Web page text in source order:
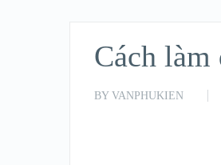
Cách làm
BY VANPHUKIEN